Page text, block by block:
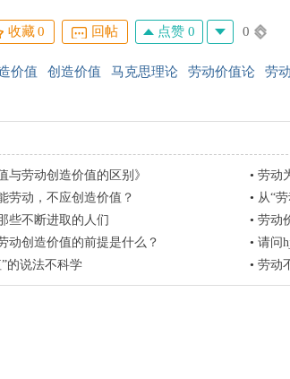
收藏0 回帖 点赞 0 0
价值 创造价值 马克思理论 劳动价值论 劳
与劳动创造价值的区别》 • 劳动
劳动，不应创造价值？ • 从“
些不断进取的人们 • 劳动价
动创造价值的前提是什么？ • 请问
的说法不科学 • 劳动